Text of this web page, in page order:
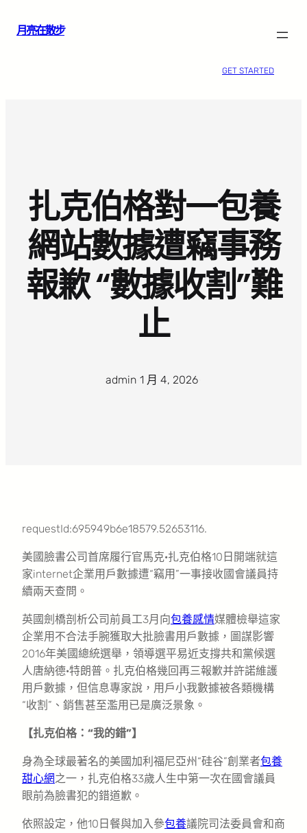
月亮在散步
GET STARTED
扎克伯格對一包養
網站數據遭竊事務
報歉 “數據收割”難
止
admin 1 月 4, 2026
requestId:695949b6e18579.52653116.
美國臉書公司首席履行官馬克·扎克伯格10日開端就這
家internet企業用戶數據遭“竊用”一事接收國會議員持
續兩天查問。
英國劍橋剖析公司前員工3月向包養感情媒體檢舉這家
企業用不合法手腕獲取大批臉書用戶數據，圖謀影響
2016年美國總統選舉，領導選平易近支撐共和黨候選
人唐納德·特朗普。扎克伯格幾回再三報歉并許諾維護
用戶數據，但信息專家說，用戶小我數據被各類機構
“收割”、銷售甚至濫用已是廣泛景象。
【扎克伯格：“我的錯”】
身為全球最著名的美國加利福尼亞州“硅谷”創業者包養
甜心網之一，扎克伯格33歲人生中第一次在國會議員
眼前為臉書犯的錯道歉。
依照設定，他10日餐與加入參包養議院司法委員會和商